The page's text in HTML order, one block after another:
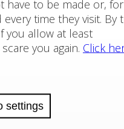
v hustě